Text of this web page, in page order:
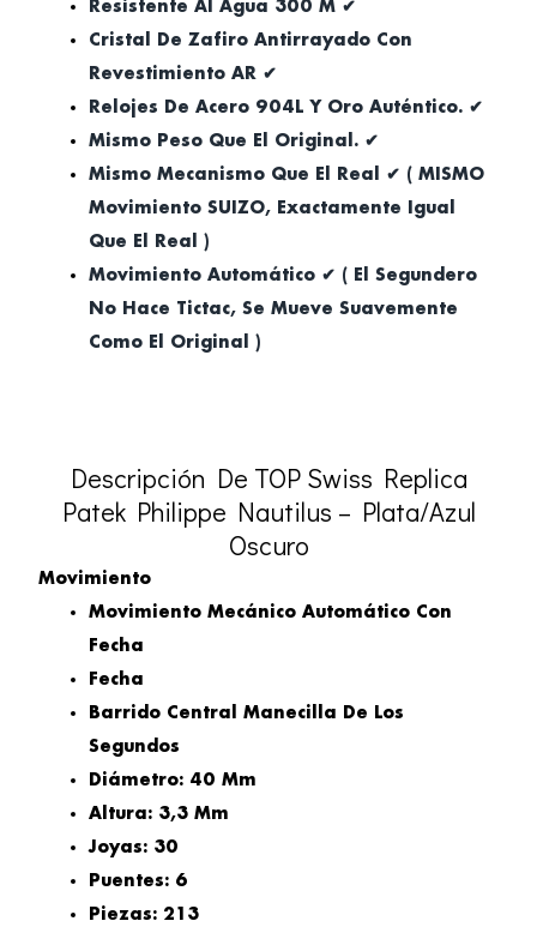
Resistente Al Agua 300 M ✔
Cristal De Zafiro Antirrayado Con
Revestimiento AR ✔
Relojes De Acero 904L Y Oro Auténtico. ✔
Mismo Peso Que El Original. ✔
Mismo Mecanismo Que El Real ✔ ( MISMO
Movimiento SUIZO, Exactamente Igual
Que El Real )
Movimiento Automático ✔ ( El Segundero
No Hace Tictac, Se Mueve Suavemente
Como El Original )
Descripción De TOP Swiss Replica
Patek Philippe Nautilus – Plata/Azul
Oscuro
Movimiento
Movimiento Mecánico Automático Con
Fecha
Fecha
Barrido Central Manecilla De Los
Segundos
Diámetro: 40 Mm
Altura: 3,3 Mm
Joyas: 30
Puentes: 6
Piezas: 213